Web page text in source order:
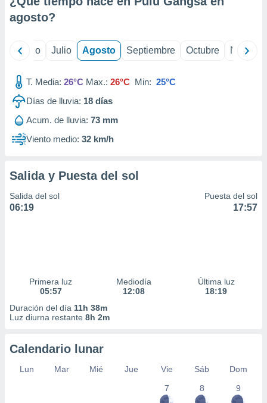
e
publicidad
publicidad
de
agosto?
Junio Julio Agosto Septiembre Octubre
T. Media: 26°C Max.: 26°C Min: 25°C
Días de lluvia: 18 días
Acum. de lluvia: 73 mm
Viento medio: 32 km/h
Salida y Puesta del sol
Salida del sol
06:19
Puesta del sol
17:57
Primera luz
05:57
Mediodía
12:08
Última luz
18:19
Duración del día 11h 38m
Luz diurna restante 8h 2m
Calendario lunar
Lun Mar Mié Jue Vie Sáb
Dom
7
8 9